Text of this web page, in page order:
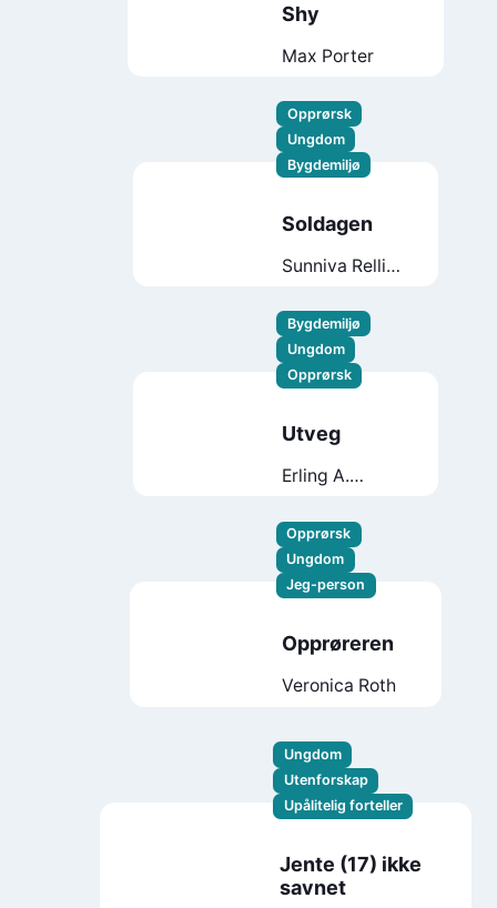
Shy
Max Porter
Opprørsk
Ungdom
Bygdemiljø
Soldagen
Sunniva Relling
Bygdemiljø
Ungdom
Opprørsk
Utveg
Erling A.
Flote
Opprørsk
Ungdom
Jeg-person
Opprøreren
Veronica Roth
Ungdom
Utenforskap
Upålitelig forteller
Jente (17) ikke
savnet